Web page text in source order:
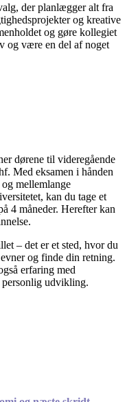
der planlægger alt fra
og kreative
og gøre kollegiet
og være en del af noget
dørene til videregående
Med eksamen i hånden
mellemlange
kan du tage et
4 måneder. Herefter kan
– det er et sted, hvor du
og finde din retning.
erfaring med
udvikling.